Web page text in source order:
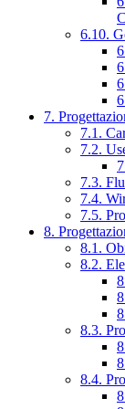
6.10.
7.
7.1.
7.2.
7.3.
7.4.
7.5.
8.
8.1.
8.2.
8.3.
8.4.